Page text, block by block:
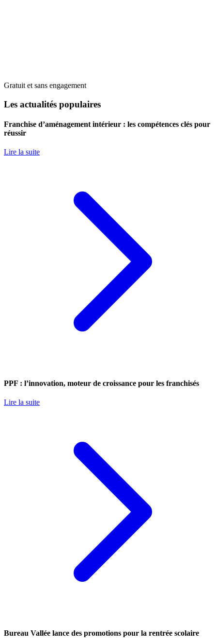
Gratuit et sans engagement
Les actualités populaires
Franchise d’aménagement intérieur : les compétences clés pour
réussir
Lire la suite
PPF : l’innovation, moteur de croissance pour les franchisés
Lire la suite
Bureau Vallée lance des promotions pour la rentrée scolaire